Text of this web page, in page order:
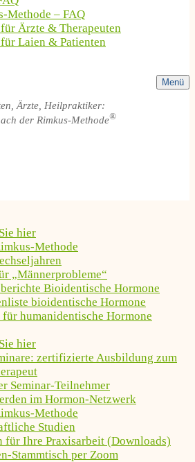
Methode – FAQ
Ärzte & Therapeuten
Laien & Patienten
Menü
Ärzte, Heilpraktiker:
der Rimkus-Methode®
hier
Methode
„Männerprobleme“
Bioidentische Hormone
bioidentische Hormone
humanidentische Hormone
hier
zertifizierte Ausbildung zum
Seminar-Teilnehmer
im Hormon-Netzwerk
Methode
Studien
für Ihre Praxisarbeit (Downloads)
Stammtisch per Zoom